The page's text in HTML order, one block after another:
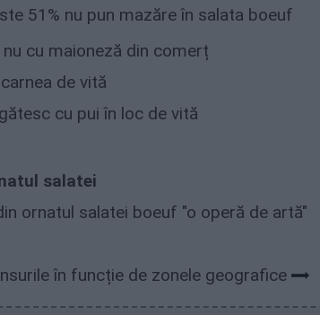
51% nu pun mazăre în salata boeuf
nu cu maioneză din comerț
de vită
cu pui în loc de vită
salatei
ornatul salatei boeuf "o operă de artă"
în funcție de zonele geografice